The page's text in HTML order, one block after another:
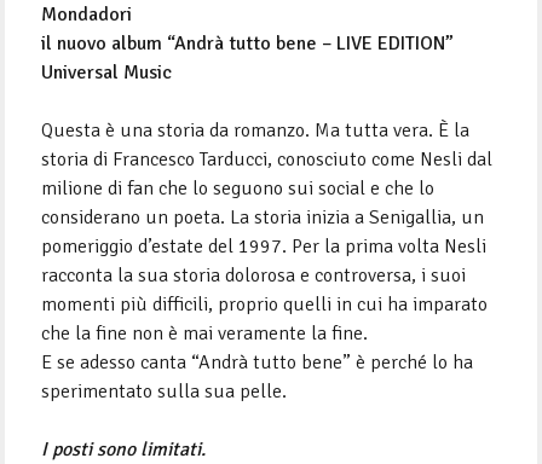
Mondadori
il nuovo album “Andrà tutto bene – LIVE EDITION”
Universal Music
Questa è una storia da romanzo. Ma tutta vera. È la
storia di Francesco Tarducci, conosciuto come Nesli dal
milione di fan che lo seguono sui social e che lo
considerano un poeta. La storia inizia a Senigallia, un
pomeriggio d’estate del 1997. Per la prima volta Nesli
racconta la sua storia dolorosa e controversa, i suoi
momenti più difficili, proprio quelli in cui ha imparato
che la fine non è mai veramente la fine.
E se adesso canta “Andrà tutto bene” è perché lo ha
sperimentato sulla sua pelle.
I posti sono limitati.